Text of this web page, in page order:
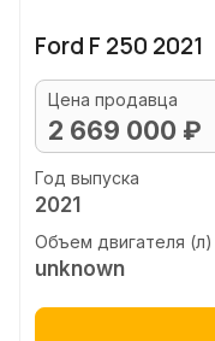
Ford F 250 2021
Цена продавца
2 669 000 ₽
Год выпуска
2021
Объем двигателя (л)
unknown